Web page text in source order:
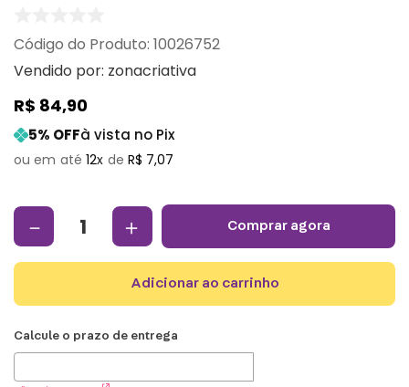
: 10026752
Vendido por: zonacriativa
R$ 84,90
5% OFFà vista no Pix
12 R$ 7,07
＋
－ comprar agora
adicionar ao carrinho